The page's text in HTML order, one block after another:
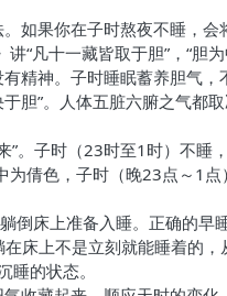
如果你在子时熬夜不睡，
“凡十一藏皆取于胆”，“胆
精神。子时睡眠蓄养胆气
胆”。人体五脏六腑之气都
。子时（23时至1时）不睡
倩色，子时（晚23点～1
床上准备入睡。正确的早
床上不是立刻就能睡着的
的状态。